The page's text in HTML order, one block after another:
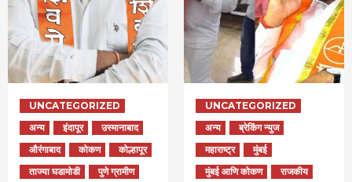
UNCATEGORIZED
अन्य
इंदापूर
उस्मानाबाद
औरंगाबाद
कोकण
कोल्हापूर
ताज्या घडामोडी
पुणे ग्रामीण
UNCATEGORIZED
अन्य
ब्रेकिंग न्युज
महाराष्ट्र
मुंबई
मुंबई आणि कोकण
राजकीय